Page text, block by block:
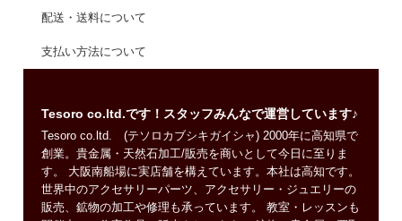
配送・送料について
支払い方法について
Tesoro co.ltd.です！スタッフみんなで運営しています♪
Tesoro co.ltd. (テソロカブシキガイシャ) 2000年に高知県で
創業。貴金属・天然石加工/販売を商いとして今日に至りま
す。 大阪南船場に実店舗を構えています。本社は高知です。
世界中のアクセサリーパーツ、アクセサリー・ジュエリーの
販売、鉱物の加工や修理も承っています。 教室・レッスンも